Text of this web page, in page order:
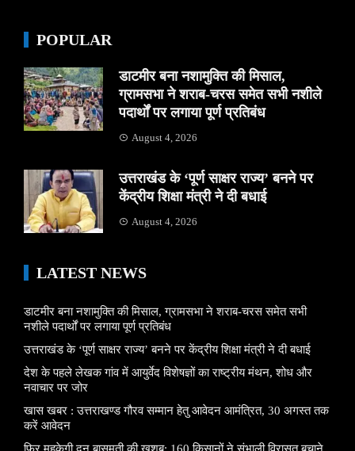
POPULAR
डाटमीर बना नशामुक्ति की मिसाल,
ग्रामसभा ने शराब-चरस समेत सभी नशीले
पदार्थों पर लगाया पूर्ण प्रतिबंध
August 4, 2026
उत्तराखंड के ‘पूर्ण साक्षर राज्य’ बनने पर
केंद्रीय शिक्षा मंत्री ने दी बधाई
August 4, 2026
LATEST NEWS
डाटमीर बना नशामुक्ति की मिसाल, ग्रामसभा ने शराब-चरस समेत सभी
नशीले पदार्थों पर लगाया पूर्ण प्रतिबंध
उत्तराखंड के ‘पूर्ण साक्षर राज्य’ बनने पर केंद्रीय शिक्षा मंत्री ने दी बधाई
देश के पहले लेखक गांव में आयुर्वेद विशेषज्ञों का राष्ट्रीय मंथन, शोध और
नवाचार पर जोर
खास खबर : उत्तराखण्ड गौरव सम्मान हेतु आवेदन आमंत्रित, 30 अगस्त तक
करें आवेदन
फिर महकेगी दून बासमती की खुशबू: 160 किसानों ने संभाली विरासत बचाने